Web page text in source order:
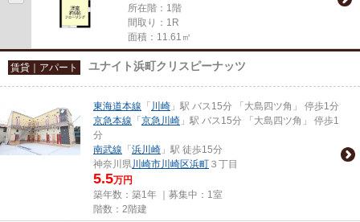
所在階：1階
間取り：1R
面積：11.61㎡
賃貸｜アパート ユナイト浜町クリスピーナッツ
東海道本線 「 川崎 」駅 バス15分 「大島四ツ角」 停歩1分
京急本線 「 京急川崎 」駅 バス15分 「大島四ツ角」 停歩1
分
南武線 「 浜川崎 」駅 徒歩15分
神奈川県川崎市川崎区浜町 ３丁目
5.5万円
築年数：築1年 ｜募集中： 1室
階数：2階建